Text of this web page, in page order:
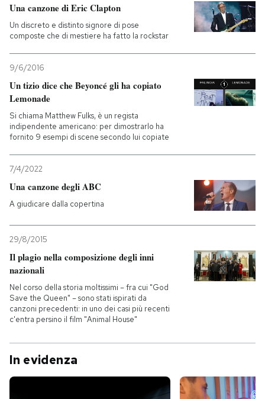
Una canzone di Eric Clapton
Un discreto e distinto signore di pose
composte che di mestiere ha fatto la rockstar
9/6/2016
Un tizio dice che Beyoncé gli ha copiato
Lemonade
Si chiama Matthew Fulks, è un regista
indipendente americano: per dimostrarlo ha
fornito 9 esempi di scene secondo lui copiate
7/4/2022
Una canzone degli ABC
A giudicare dalla copertina
29/8/2015
Il plagio nella composizione degli inni
nazionali
Nel corso della storia moltissimi – fra cui "God
Save the Queen" – sono stati ispirati da
canzoni precedenti: in uno dei casi più recenti
c'entra persino il film "Animal House"
In evidenza